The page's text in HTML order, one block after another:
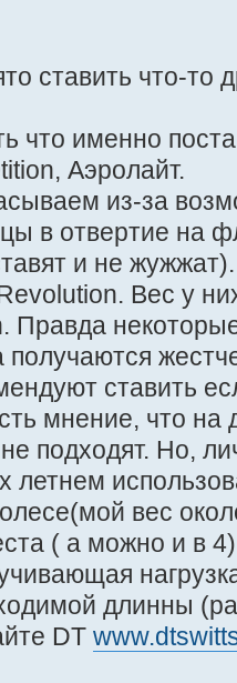
ставить что-то
что именно
Аэролайт.
из-за
в отвертие на
и не
Вес у
Правда
получаются
ставить
мнение, что на
подходят. Но,
летнем
вес
( а можно и в
длинны
DT